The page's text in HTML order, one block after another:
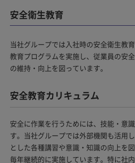
安全衛生教育
当社グループでは入社時の安全衛生教
教育プログラムを実施し、従業員の安
の維持・向上を図っています。
安全教育カリキュラム
安全に作業を行うためには、技能・意
す。当社グループでは外部機関も活用
とした各種講習や意識・知識の向上を
毎年継続的に実施しています。特に社